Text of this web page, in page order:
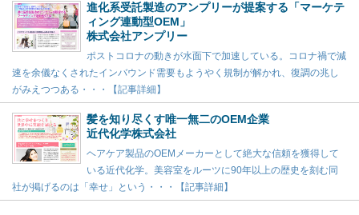
進化系受託製造のアンプリーが提案する「マーケテ
ィング連動型OEM」
株式会社アンプリー
ポストコロナの動きが水面下で加速している。コロナ禍で減
速を余儀なくされたインバウンド需要もようやく規制が解かれ、復調の兆し
がみえつつある・・・【記事詳細】
髪を知り尽くす唯一無二のOEM企業
近代化学株式会社
ヘアケア製品のOEMメーカーとして絶大な信頼を獲得して
いる近代化学。美容室をルーツに90年以上の歴史を刻む同
社が掲げるのは「幸せ」という・・・【記事詳細】